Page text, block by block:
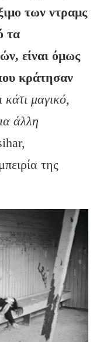
των ντραμς
τα
είναι όμως
κράτησαν
κάτι μαγικό,
άλλη
της